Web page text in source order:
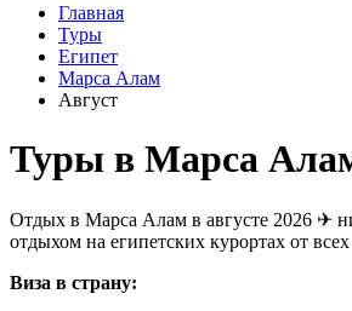
Главная
Туры
Египет
Марса Алам
Август
Туры в Марса Алам
Отдых в Марса Алам в августе 2026 ✈
отдыхом на египетских курортах от
Виза в страну: